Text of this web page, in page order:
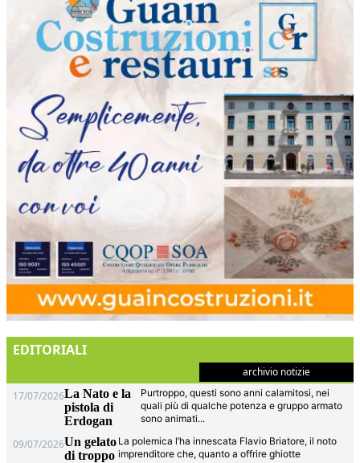
EDITORIALI
archivio notizie
17/07/2026La Nato e la
pistola di
Erdogan
Purtroppo, questi sono anni calamitosi, nei
quali più di qualche potenza e gruppo armato
sono animati...
09/07/2026Un gelato
di troppo
La polemica l’ha innescata Flavio Briatore, il noto
imprenditore che, quanto a offrire ghiotte